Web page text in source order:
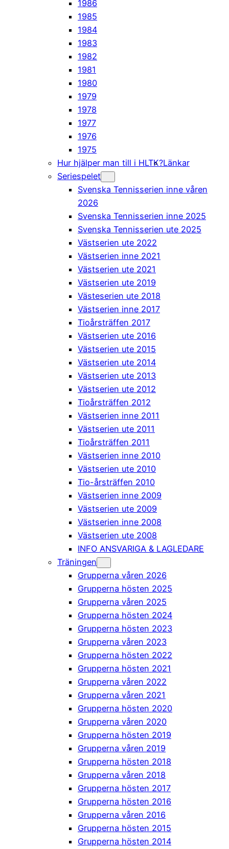
1986
1985
1984
1983
1982
1981
1980
1979
1978
1977
1976
1975
Hur hjälper man till i HLTK?Länkar
Seriespelet
Svenska Tennisserien inne våren
2026
Svenska Tennisserien inne 2025
Svenska Tennisserien ute 2025
Västserien ute 2022
Västserien inne 2021
Västserien ute 2021
Västserien ute 2019
Västeserien ute 2018
Västserien inne 2017
Tioårsträffen 2017
Västserien ute 2016
Västserien ute 2015
Västserien ute 2014
Västserien ute 2013
Västserien ute 2012
Tioårsträffen 2012
Västserien inne 2011
Västserien ute 2011
Tioårsträffen 2011
Västserien inne 2010
Västserien ute 2010
Tio-årsträffen 2010
Västserien inne 2009
Västserien ute 2009
Västserien inne 2008
Västserien ute 2008
INFO ANSVARIGA & LAGLEDARE
Träningen
Grupperna våren 2026
Grupperna hösten 2025
Grupperna våren 2025
Grupperna hösten 2024
Grupperna hösten 2023
Grupperna våren 2023
Grupperna hösten 2022
Grupperna hösten 2021
Grupperna våren 2022
Grupperna våren 2021
Grupperna hösten 2020
Grupperna våren 2020
Grupperna hösten 2019
Grupperna våren 2019
Grupperna hösten 2018
Grupperna våren 2018
Grupperna hösten 2017
Grupperna hösten 2016
Grupperna våren 2016
Grupperna hösten 2015
Grupperna hösten 2014